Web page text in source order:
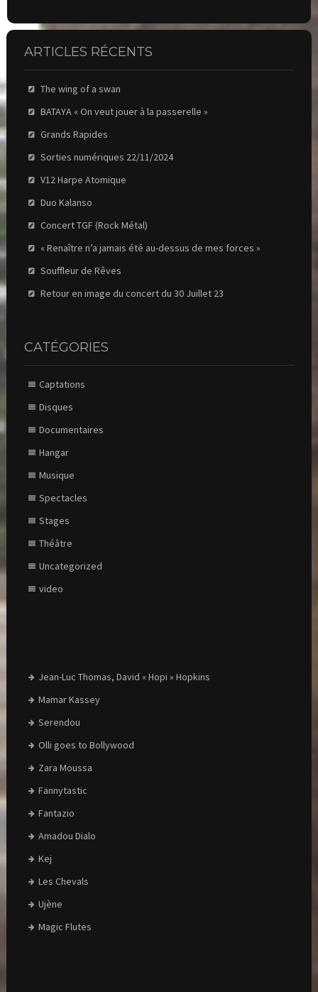
ARTICLES RÉCENTS
The wing of a swan
BATAYA « On veut jouer à la passerelle »
Grands Rapides
Sorties numériques 22/11/2024
V12 Harpe Atomique
Duo Kalanso
Concert TGF (Rock Métal)
« Renaître n’a jamais été au-dessus de mes forces »
Souffleur de Rêves
Retour en image du concert du 30 Juillet 23
CATÉGORIES
Captations
Disques
Documentaires
Hangar
Musique
Spectacles
Stages
Théâtre
Uncategorized
video
Jean-Luc Thomas, David « Hopi » Hopkins
Mamar Kassey
Serendou
Olli goes to Bollywood
Zara Moussa
Fannytastic
Fantazio
Amadou Dialo
Kej
Les Chevals
Ujène
Magic Flutes